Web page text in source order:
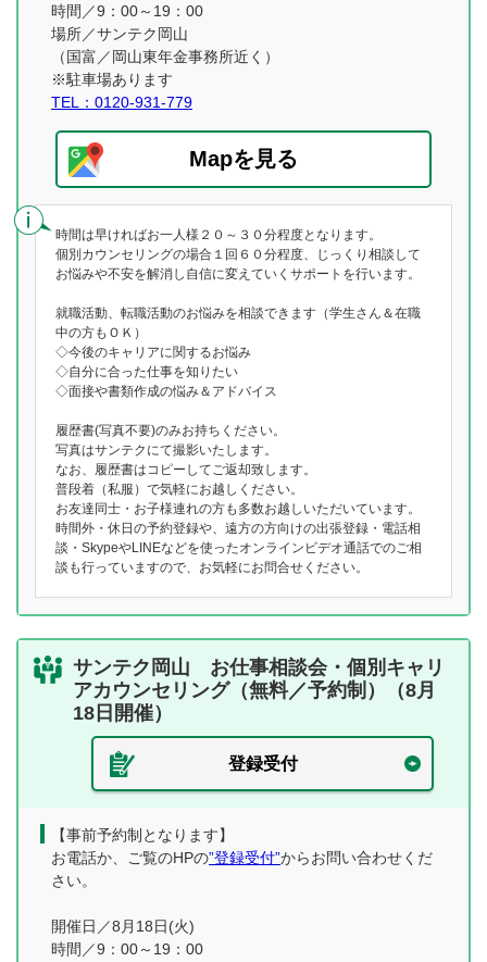
時間／9：00～19：00
場所／サンテク岡山
（国富／岡山東年金事務所近く）
※駐車場あります
TEL：0120-931-779
Mapを見る
時間は早ければお一人様２０～３０分程度となります。
個別カウンセリングの場合１回６０分程度、じっくり相談して
お悩みや不安を解消し自信に変えていくサポートを行います。
就職活動、転職活動のお悩みを相談できます（学生さん＆在職
中の方もＯＫ）
◇今後のキャリアに関するお悩み
◇自分に合った仕事を知りたい
◇面接や書類作成の悩み＆アドバイス
履歴書(写真不要)のみお持ちください。
写真はサンテクにて撮影いたします。
なお、履歴書はコピーしてご返却致します。
普段着（私服）で気軽にお越しください。
お友達同士・お子様連れの方も多数お越しいただいています。
時間外・休日の予約登録や、遠方の方向けの出張登録・電話相
談・SkypeやLINEなどを使ったオンラインビデオ通話でのご相
談も行っていますので、お気軽にお問合せください。
サンテク岡山 お仕事相談会・個別キャリ
アカウンセリング（無料／予約制）（8月
18日開催）
登録受付
【事前予約制となります】
お電話か、ご覧のHPの”登録受付”からお問い合わせくだ
さい。
開催日／8月18日(火)
時間／9：00～19：00